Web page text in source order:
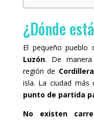
¿Dónde
El pequeño
Luzón. De
región de Cordillera
isla. La ciudad más
punto de partida
No existen